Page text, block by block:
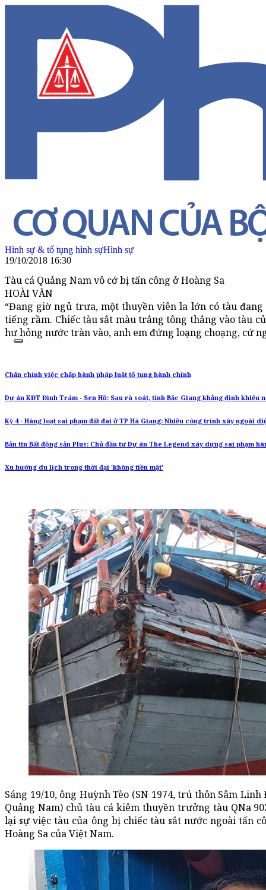
Hình sự & tố tụng hình sựHình sự
19/10/2018 16:30
Tàu cá Quảng Nam vô cớ bị tấn công ở Hoàng Sa
HOÀI VĂN
“Đang giờ ngủ trưa, một thuyền viên la lớn có tàu
tiếng rầm. Chiếc tàu sắt màu trắng tông thẳng vào tàu
hư hỏng nước tràn vào, anh em đứng loạng choạng, cứ
Chấn chỉnh việc chấp hành pháp luật tố tụng hành chính
Dự án KĐT Đình Trám - Sen Hồ: Sau rà soát, tỉnh Bắc Giang khẳng định khiếu
Kỳ 4 - Hàng loạt sai phạm đất đai ở TP Hà Giang: Nhiều công trình xây ngoài
Bản tin Bất động sản Plus: Chủ đầu tư Dự án The Legend xây dựng sai phạm
Xu hướng du lịch trong thời đại 'không tiền mặt'
Sáng 19/10, ông Huỳnh Tèo (SN 1974, trú thôn Sâm
Quảng Nam) chủ tàu cá kiêm thuyền trưởng tàu QNa
lại sự việc tàu của ông bị chiếc tàu sắt nước ngoài tấn
Hoàng Sa của Việt Nam.